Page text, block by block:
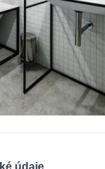
údaje